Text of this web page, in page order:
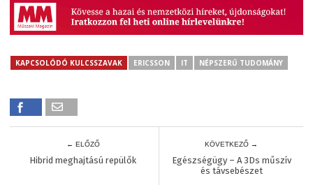
KAPCSOLÓDÓ KULCSSZAVAK ERICSSON IT NÉPSZERŰ TUDOMÁNY
← ELŐZŐ
Hibrid meghajtású repülők
KÖVETKEZŐ →
Egészségügy – A 3Ds műszív
és távsebészet